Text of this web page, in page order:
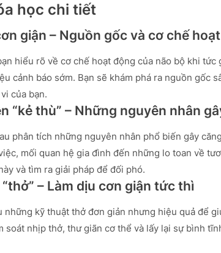
học chi tiết
giận – Nguồn gốc và cơ chế
hiểu rõ về cơ chế hoạt động của não bộ khi
cảnh báo sớm. Bạn sẽ khám phá ra nguồn gốc
của bạn.
“kẻ thù” – Những nguyên nhân
phân tích những nguyên nhân phổ biến gây
mối quan hệ gia đình đến những lo toan về
và tìm ra giải pháp để đối phó.
– Làm dịu cơn giận tức thì
những kỹ thuật thở đơn giản nhưng hiệu quả để
soát nhịp thở, thư giãn cơ thể và lấy lại sự bình